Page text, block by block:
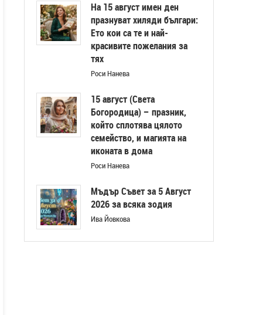
На 15 август имен ден
празнуват хиляди българи:
Ето кои са те и най-
красивите пожелания за
тях
Роси Нанева
15 август (Света
Богородица) – празник,
който сплотява цялото
семейство, и магията на
иконата в дома
Роси Нанева
Мъдър Съвет за 5 Август
2026 за всяка зодия
Ива Йовкова